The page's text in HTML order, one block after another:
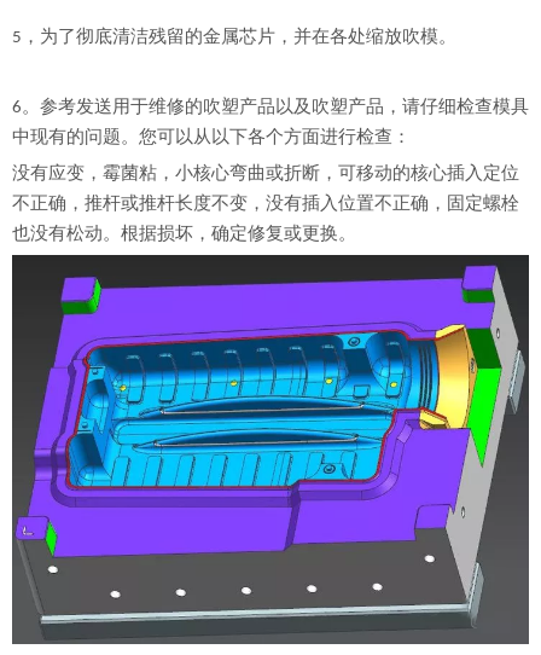
5，为了彻底清洁残留的金属芯片，并在各处缩放吹模。
6。参考发送用于维修的吹塑产品以及吹塑产品，请仔细检查模具
中现有的问题。您可以从以下各个方面进行检查：
没有应变，霉菌粘，小核心弯曲或折断，可移动的核心插入定位
不正确，推杆或推杆长度不变，没有插入位置不正确，固定螺栓
也没有松动。根据损坏，确定修复或更换。